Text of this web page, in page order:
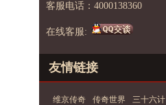
客服电话：4000138360
在线客服:
友情链接
维京传奇 传奇世界 三十六计